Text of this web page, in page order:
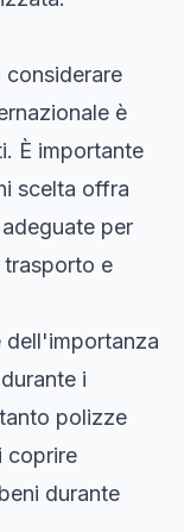
considerare
è
È importante
scelta offra
per
e
i
polizze
coprire
durante